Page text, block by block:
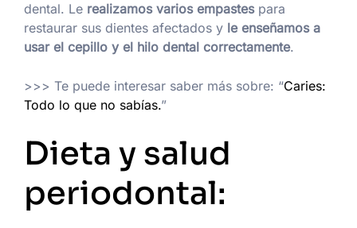
dental. Le realizamos varios empastespara
restaurar sus dientes afectados y le enseñamos a
usar el cepillo y el hilo dental correctamente.
>>> Te puede interesar saber más sobre: “Caries:
Todo lo que no sabías.”
Dieta y salud
periodontal: